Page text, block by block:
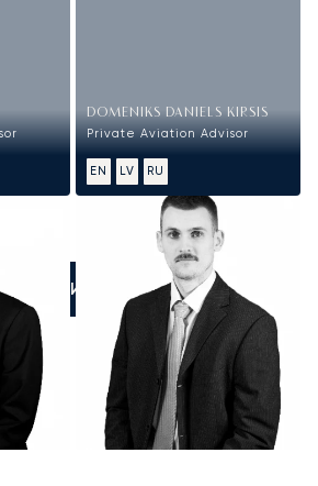
DOMENIKS DANIELS KIRSIS
Private Aviation Advisor
EN LV RU
НАМ